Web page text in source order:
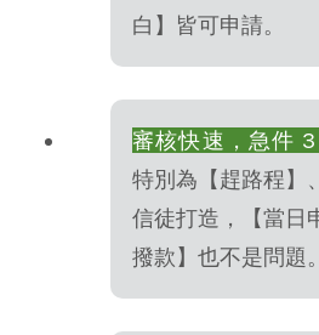
白】皆可申請。
審核快速，急件 3
特別為【趕路程】
信徒打造，【當日
撥款】也不是問題。